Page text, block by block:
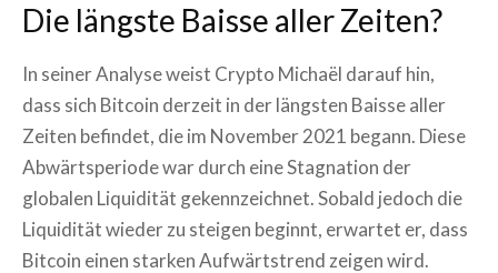
Die längste Baisse aller Zeiten?
In seiner Analyse weist Crypto Michaël darauf hin,
dass sich Bitcoin derzeit in der längsten Baisse aller
Zeiten befindet, die im November 2021 begann. Diese
Abwärtsperiode war durch eine Stagnation der
globalen Liquidität gekennzeichnet. Sobald jedoch die
Liquidität wieder zu steigen beginnt, erwartet er, dass
Bitcoin einen starken Aufwärtstrend zeigen wird.